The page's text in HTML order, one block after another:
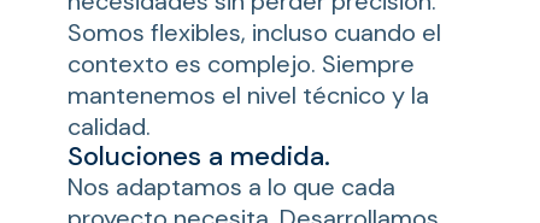
Somos flexibles, incluso cuando el
contexto es complejo. Siempre
mantenemos el nivel técnico y la
calidad.
Soluciones a medida.
Nos adaptamos a lo que cada